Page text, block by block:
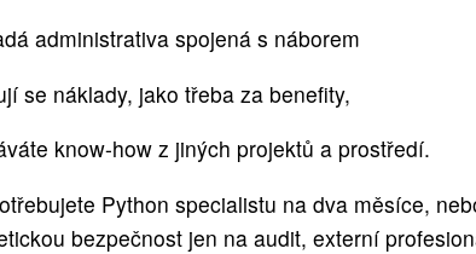
administrativa spojená s náborem
se náklady, jako třeba za benefity,
know-how z jiných projektů a prostředí.
Python specialistu na dva měsíce,
bezpečnost jen na audit, externí